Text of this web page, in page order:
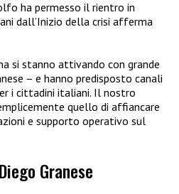
ha permesso il rientro in
dall’Inizio della crisi afferma
si stanno attivando con grande
– e hanno predisposto canali
i cittadini italiani. Il nostro
quello di affiancare
e supporto operativo sul
Granese